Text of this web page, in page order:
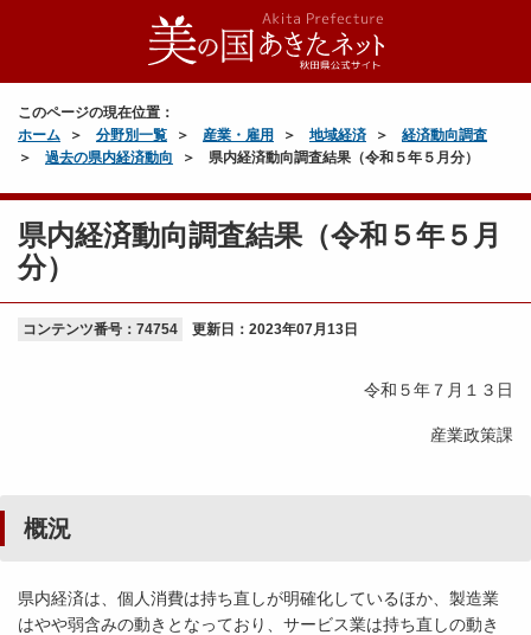
このページの現在位置：
ホーム
分野別一覧 産業・雇用 地域経済
経済動向調査
過去の県内経済動向
県内経済動向調査結果（令和５年５月分）
県内経済動向調査結果（令和５年５月
分）
コンテンツ番号：74754 更新日： 2023年07月13日
令和５年７月１３日
産業政策課
概況
県内経済は、個人消費は持ち直しが明確化しているほか、製造業
はやや弱含みの動きとなっており、サービス業は持ち直しの動き